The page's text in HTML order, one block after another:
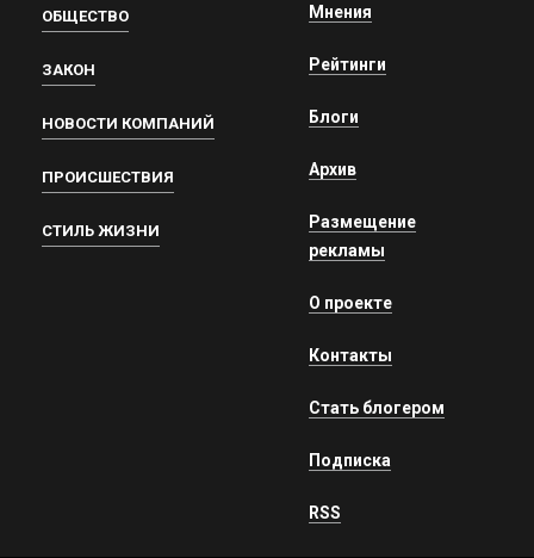
ОБЩЕСТВО
ЗАКОН
НОВОСТИ КОМПАНИЙ
ПРОИСШЕСТВИЯ
СТИЛЬ ЖИЗНИ
Мнения
Рейтинги
Блоги
Архив
Размещение
рекламы
О проекте
Контакты
Стать блогером
Подписка
RSS